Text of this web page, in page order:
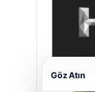
Göz Atın